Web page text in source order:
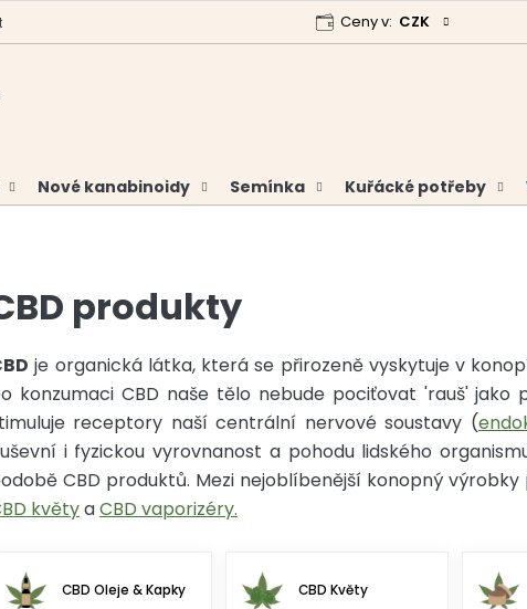
program Analýzy a certifikáty
Ceny v: CZK
Nové kanabinoidy Semínka Kuřácké potřeby
produkty
je organická látka, která se přirozeně vyskytuje v
konzumaci CBD naše tělo nebude pociťovat 'rauš' jako
receptory naší centrální nervové soustavy (
i fyzickou vyrovnanost a pohodu lidského
CBD produktů. Mezi nejoblíbenější konopný
květyaCBD vaporizéry.
CBD Oleje & Kapky CBD Květy